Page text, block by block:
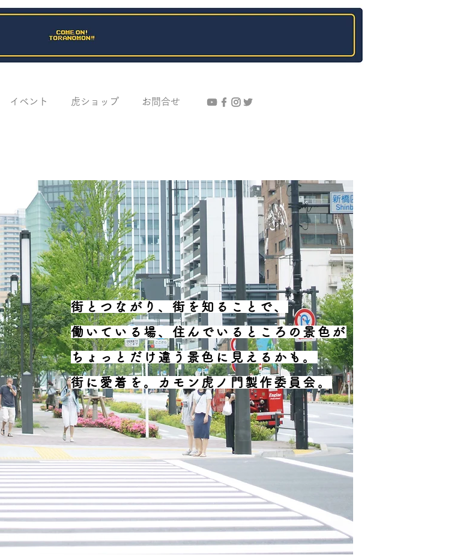
街とつながり、街を知ることで、
働いている場、住んでいるところの景色が
ちょっとだけ違う景色に見えるかも。
街に愛着を。カモン虎ノ門製作委員会。
イベント 虎ショップ お問合せ